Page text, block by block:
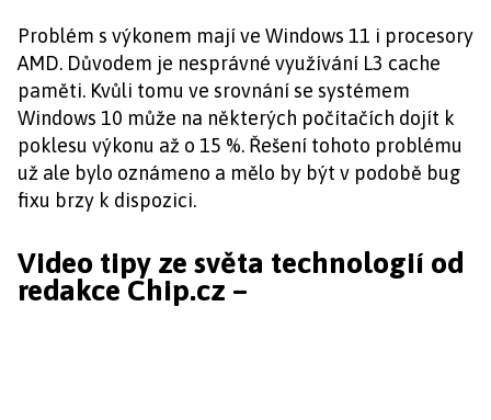
Problém s výkonem mají ve Windows 11 i procesory
AMD. Důvodem je nesprávné využívání L3 cache
paměti. Kvůli tomu ve srovnání se systémem
Windows 10 může na některých počítačích dojít k
poklesu výkonu až o 15 %. Řešení tohoto problému
už ale bylo oznámeno a mělo by být v podobě bug
fixu brzy k dispozici.
Video tipy ze světa technologií od
redakce Chip.cz –